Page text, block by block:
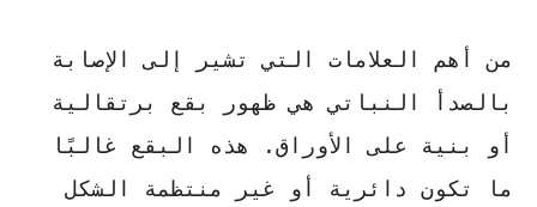
من أهم العلامات التي تشير إلى الإصابة
بالصدأ النباتي هي ظهور بقع برتقالية
أو بنية على الأوراق. هذه البقع غالبًا
ما تكون دائرية أو غير منتظمة الشكل